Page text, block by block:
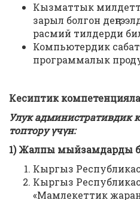
Кызматтык
зарыл болгон
расмий тилдерди
Компьютердик
программалык
Кесиптик
Улук административдик
топтору үчүн:
1) Жалпы мыйзамдарды
Кыргыз
Кыргыз
«Мамлекеттик